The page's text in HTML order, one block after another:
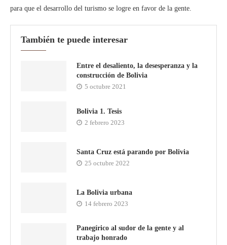
para que el desarrollo del turismo se logre en favor de la gente.
También te puede interesar
Entre el desaliento, la desesperanza y la
construcción de Bolivia
5 octubre 2021
Bolivia 1. Tesis
2 febrero 2023
Santa Cruz está parando por Bolivia
25 octubre 2022
La Bolivia urbana
14 febrero 2023
Panegírico al sudor de la gente y al
trabajo honrado